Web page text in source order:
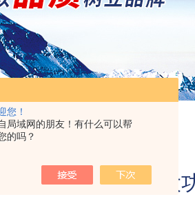
您！
局域网的朋友！有什么可以帮
的吗？
模组式大功率LED道路灯80W/100W
鼎轩照明模组式